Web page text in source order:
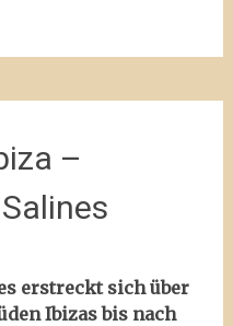
–
erstreckt sich über
Ibizas bis nach